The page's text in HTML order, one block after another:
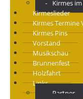
Kirmes
Kirmeslieder
Kirmes Termine
Kirmes Pins
Vorstand
Musikschau
Brunnenfest
Holzfahrt
Links
Partner